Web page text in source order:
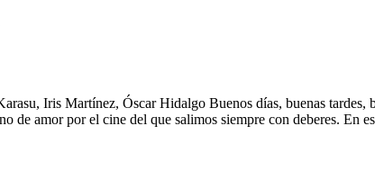
Iris Martínez, Óscar Hidalgo Buenos días, buenas tardes,
de amor por el cine del que salimos siempre con deberes. En